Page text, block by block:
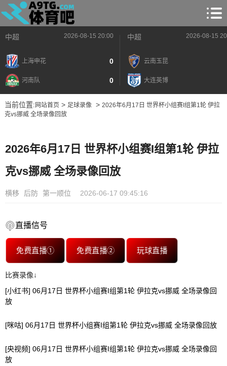
中超 2026-08-15 20:00
上海申花 0
河南队 0
中超 2026-08-15
云南玉昆
大连英博
当前位置: 网站首页> 足球录像 > 2026年6月17日 世界杯小组赛I组第1轮 伊拉
克vs挪威 全场录像回放
2026年6月17日 世界杯小组赛I组第1轮 伊拉
克vs挪威 全场录像回放
横移 后防 第一顺位 2026-06-17 09:45:16
直播信号
免费直播① 免费直播② 玩球直播
比赛录像↓
[小红书] 06月17日 世界杯小组赛I组第1轮 伊拉克vs挪威 全场录像回
放
[咪咕] 06月17日 世界杯小组赛I组第1轮 伊拉克vs挪威 全场录像回放
[央视频] 06月17日 世界杯小组赛I组第1轮 伊拉克vs挪威 全场录像回
放